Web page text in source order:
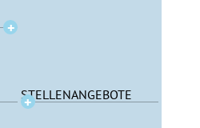
STELLENANGEBOTE